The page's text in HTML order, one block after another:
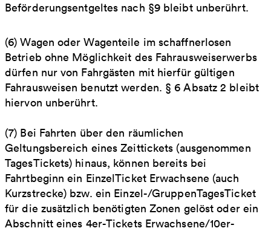
Beförderungsentgeltes nach §9 bleibt unberührt.
(6) Wagen oder Wagenteile im schaffnerlosen
Betrieb ohne Möglichkeit des Fahrausweiserwerbs
dürfen nur von Fahrgästen mit hierfür gültigen
Fahrausweisen benutzt werden. § 6 Absatz 2 bleibt
hiervon unberührt.
(7) Bei Fahrten über den räumlichen
Geltungsbereich eines Zeittickets (ausgenommen
TagesTickets) hinaus, können bereits bei
Fahrtbeginn ein EinzelTicket Erwachsene (auch
Kurzstrecke) bzw. ein Einzel-/GruppenTagesTicket
für die zusätzlich benötigten Zonen gelöst oder ein
Abschnitt eines 4er-Tickets Erwachsene/10er-